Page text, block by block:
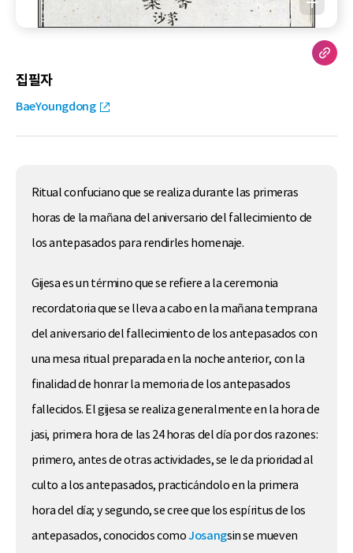
집필자
BaeYoungdong
Ritual confuciano que se realiza durante las primeras
horas de la mañana del aniversario del fallecimiento de
los antepasados para rendirles homenaje.
Gijesa es un término que se refiere a la ceremonia
recordatoria que se lleva a cabo en la mañana temprana
del aniversario del fallecimiento de los antepasados con
una mesa ritual preparada en la noche anterior, con la
finalidad de honrar la memoria de los antepasados
fallecidos. El gijesa se realiza generalmente en la hora de
jasi, primera hora de las 24 horas del día por dos razones:
primero, antes de otras actividades, se le da prioridad al
culto a los antepasados, practicándolo en la primera
hora del día; y segundo, se cree que los espíritus de los
antepasados, conocidos comoJosangsin se mueven